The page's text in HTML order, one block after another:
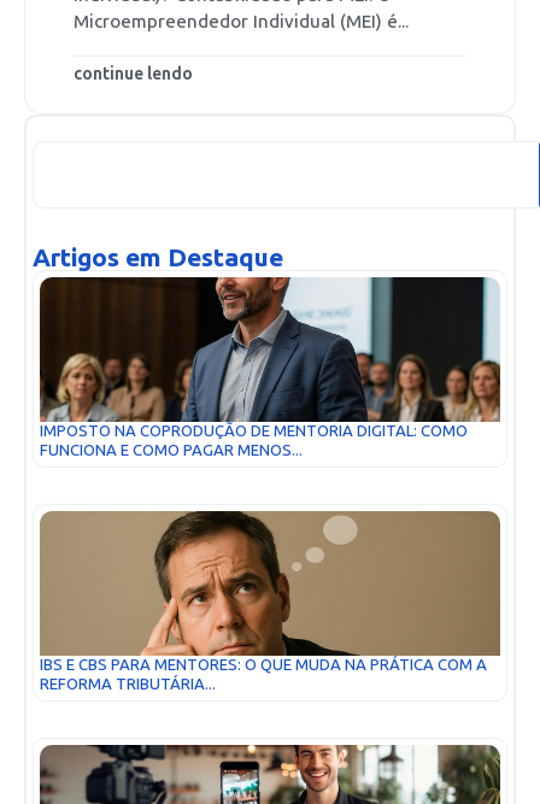
Microempreendedor Individual (MEI) é...
continue lendo
Artigos em Destaque
IMPOSTO NA COPRODUÇÃO DE MENTORIA DIGITAL: COMO
FUNCIONA E COMO PAGAR MENOS...
IBS E CBS PARA MENTORES: O QUE MUDA NA PRÁTICA COM A
REFORMA TRIBUTÁRIA...